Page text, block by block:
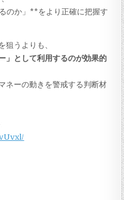
のか」**をより正確に把握す
狙うよりも、
」として利用するのが効果的
ネーの動きを警戒する判断材